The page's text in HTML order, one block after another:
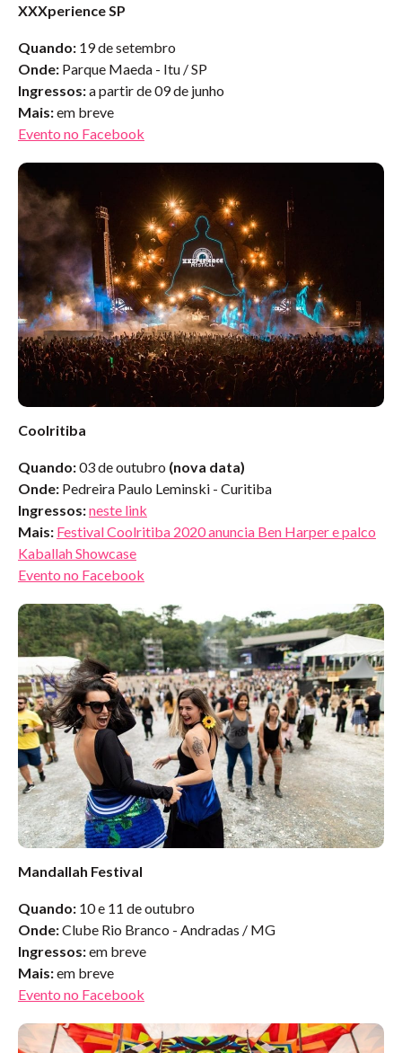
XXXperience SP
Quando: 19 de setembro
Onde: Parque Maeda - Itu / SP
Ingressos:a partir de 09 de junho
Mais:em breve
Evento no Facebook
Coolritiba
Quando:03 de outubro (nova data)
Onde: Pedreira Paulo Leminski - Curitiba
Ingressos:neste link
Mais: Festival Coolritiba 2020 anuncia Ben Harper e palco
Kaballah Showcase
Evento no Facebook
Mandallah Festival
Quando: 10 e 11 de outubro
Onde:Clube Rio Branco - Andradas / MG
Ingressos:em breve
Mais:em breve
Evento no Facebook